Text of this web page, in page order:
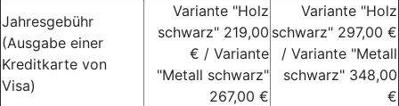
Jahresgebühr
(Ausgabe einer
Kreditkarte von
Visa)
Variante "Holz
schwarz" 219,00
€ / Variante
"Metall schwarz"
267,00 €
Variante "Holz
schwarz" 297,00 €
/ Variante "Metall
schwarz" 348,00
€